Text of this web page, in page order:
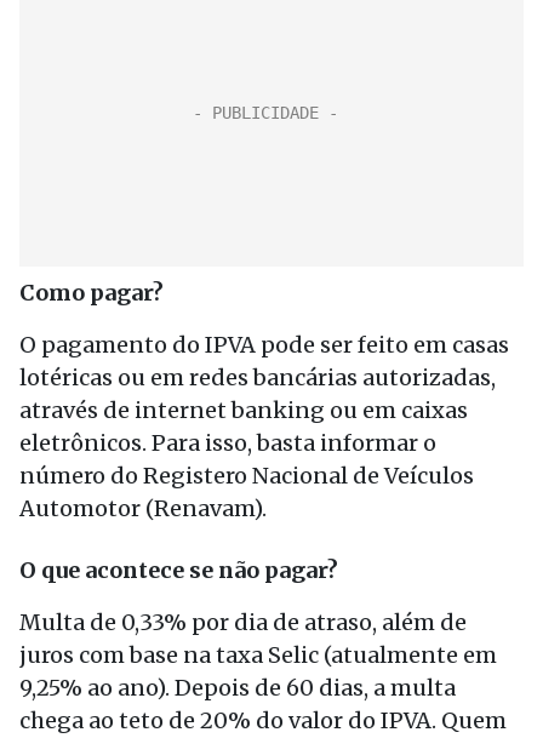
Como pagar?
O pagamento do IPVA pode ser feito em casas
lotéricas ou em redes bancárias autorizadas,
através de internet banking ou em caixas
eletrônicos. Para isso, basta informar o
número do Registero Nacional de Veículos
Automotor (Renavam).
O que acontece se não pagar?
Multa de 0,33% por dia de atraso, além de
juros com base na taxa Selic (atualmente em
9,25% ao ano). Depois de 60 dias, a multa
chega ao teto de 20% do valor do IPVA. Quem